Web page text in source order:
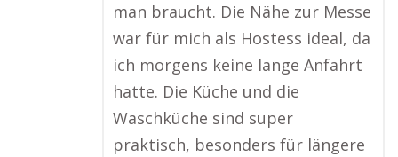
man braucht. Die Nähe zur Messe
war für mich als Hostess ideal, da
ich morgens keine lange Anfahrt
hatte. Die Küche und die
Waschküche sind super
praktisch, besonders für längere